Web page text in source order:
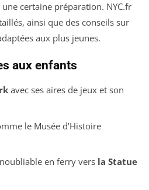
certaine préparation. NYC.fr
ainsi que des conseils sur
aux plus jeunes.
aux enfants
avec ses aires de jeux et son
le Musée d’Histoire
en ferry vers la Statue